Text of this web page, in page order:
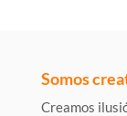
Somos
Creamos